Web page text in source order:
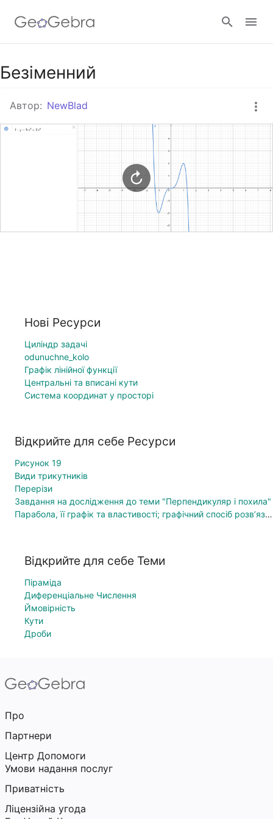
Google Клас
GeoGebra Клас
Безіменний
Автор: NewBlad
Нові Ресурси
Циліндр задачі
odunuchne_kolo
Графік лінійної функції
Центральні та вписані кути
Система координат у просторі
Відкрийте для себе Ресурси
Рисунок 19
Види трикутників
Перерізи
Завдання на дослідження до теми "Перпендикуляр і похила"
Парабола, її графік та властивості; графічний спосіб розв’язування рівнянь
Відкрийте для себе Теми
Піраміда
Диференціальне Числення
Ймовірність
Кути
Дроби
Про
Партнери
Центр Допомоги
Умови надання послуг
Приватність
Ліцензійна угода